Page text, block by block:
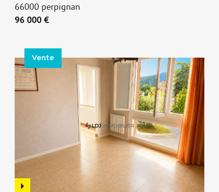
66000 perpignan
96 000 €
Vente